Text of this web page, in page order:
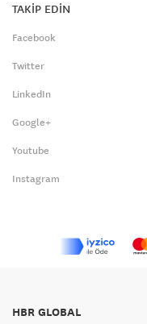
TAKİP EDİN
Facebook
Twitter
LinkedIn
Google+
Youtube
Instagram
HBR GLOBAL